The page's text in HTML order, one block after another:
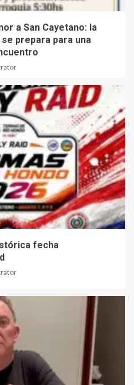
a San Cayetano: la
prepara para una
fecha